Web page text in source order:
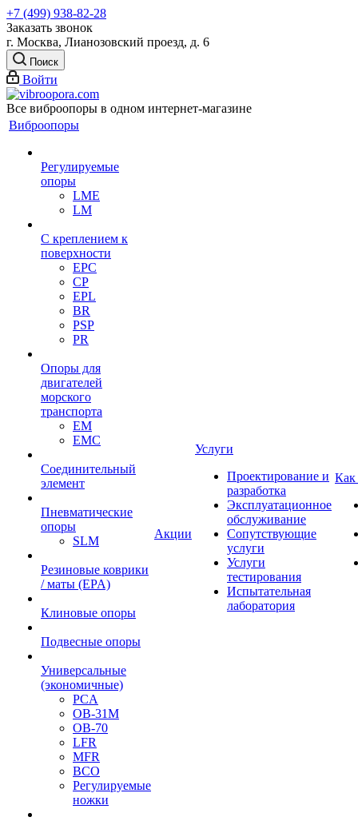
+7 (499) 938-82-28
Заказать звонок
г. Москва, Лианозовский проезд, д. 6
Поиск
Войти
Все виброопоры в одном интернет-магазине
Виброопоры
Регулируемые
опоры
LME
LM
С креплением к
поверхности
EPC
CP
EPL
BR
PSP
PR
Опоры для
двигателей
морского
транспорта
EM
EMC
Cоединительный
элемент
Пневматические
опоры
SLM
Резиновые коврики
/ маты (EPA)
Клиновые опоры
Подвесные опоры
Универсальные
(экономичные)
PCA
ОВ-31М
OB-70
LFR
MFR
ВСО
Регулируемые
ножки
Акции
Услуги
Проектирование и
разработка
Эксплуатационное
обслуживание
Сопутствующие
услуги
Услуги
тестирования
Испытательная
лаборатория
Как